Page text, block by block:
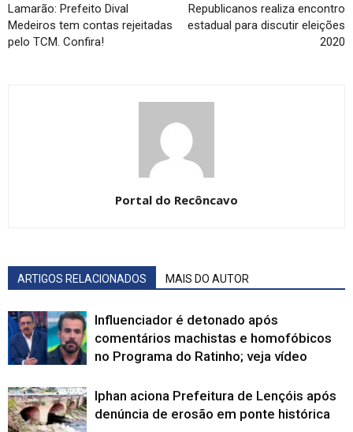
Lamarão: Prefeito Dival
Medeiros tem contas rejeitadas
pelo TCM. Confira!
Republicanos realiza encontro
estadual para discutir eleições
2020
Portal do Recôncavo
ARTIGOS RELACIONADOS MAIS DO AUTOR
Influenciador é detonado após
comentários machistas e homofóbicos
no Programa do Ratinho; veja vídeo
Iphan aciona Prefeitura de Lençóis após
denúncia de erosão em ponte histórica